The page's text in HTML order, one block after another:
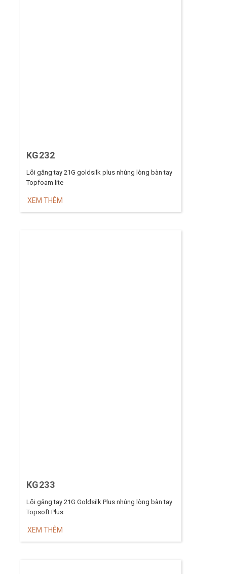
KG232
Lõi găng tay 21G goldsilk plus nhúng lòng bàn tay
Topfoam lite
XEM THÊM
KG233
Lõi găng tay 21G Goldsilk Plus nhúng lòng bàn tay
Topsoft Plus
XEM THÊM